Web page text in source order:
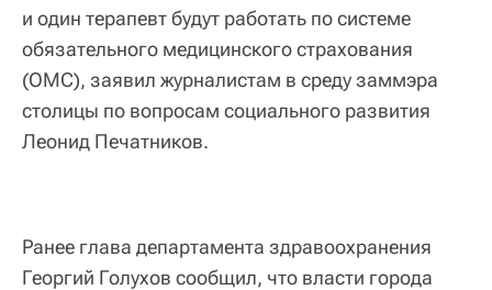
и один терапевт будут работать по системе
обязательного медицинского страхования
(ОМС), заявил журналистам в среду заммэра
столицы по вопросам социального развития
Леонид Печатников.
Ранее глава департамента здравоохранения
Георгий Голухов сообщил, что власти города